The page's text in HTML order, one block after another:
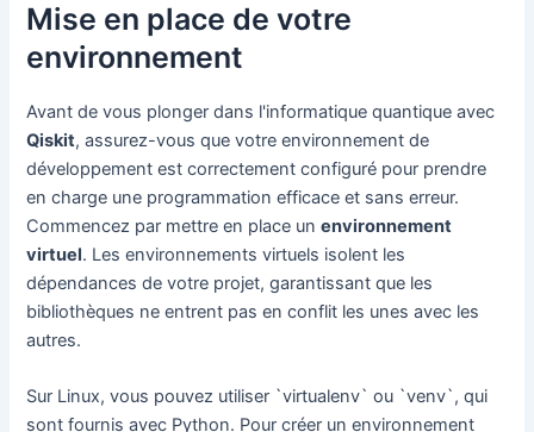
Mise en place de votre
environnement
Avant de vous plonger dans l'informatique quantique avec
Qiskit, assurez-vous que votre environnement de
développement est correctement configuré pour prendre
en charge une programmation efficace et sans erreur.
Commencez par mettre en place unenvironnement
virtuel. Les environnements virtuels isolent les
dépendances de votre projet, garantissant que les
bibliothèques ne entrent pas en conflit les unes avec les
autres.
Sur Linux, vous pouvez utiliser `virtualenv` ou `venv`, qui
sont fournis avec Python. Pour créer un environnement